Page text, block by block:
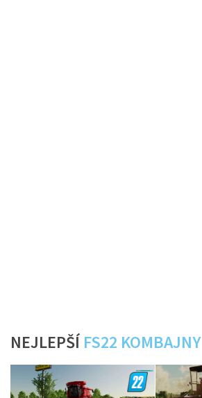
NEJLEPŠÍ FS22 KOMBAJNY